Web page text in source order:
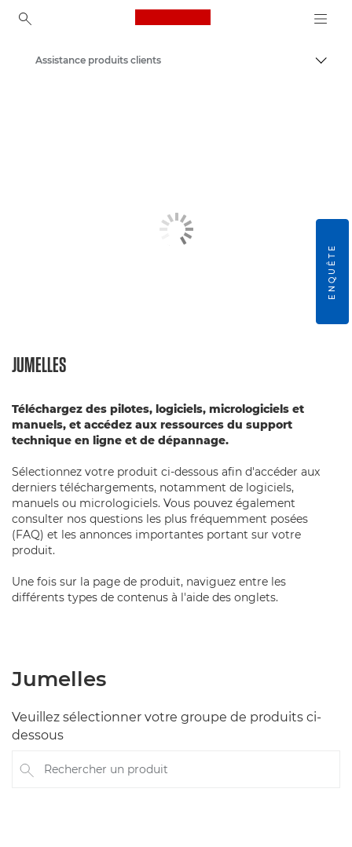
Canon Logo, back to
Assistance produits clients
JUMELLES
Téléchargez des pilotes, logiciels, micrologiciels et
manuels, et accédez aux ressources du support
technique en ligne et de dépannage.
Sélectionnez votre produit ci-dessous afin d'accéder aux
derniers téléchargements, notamment de logiciels,
manuels ou micrologiciels. Vous pouvez également
consulter nos questions les plus fréquemment posées
(FAQ) et les annonces importantes portant sur votre
produit.
Une fois sur la page de produit, naviguez entre les
différents types de contenus à l'aide des onglets.
Jumelles
Veuillez sélectionner votre groupe de produits ci-
dessous
Rechercher un produit
ENQUÊTE